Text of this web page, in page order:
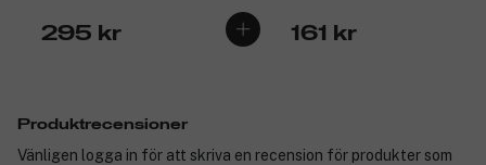
295 kr 161 kr
Produktrecensioner
Vänligen logga in för att skriva en recension för produkter som